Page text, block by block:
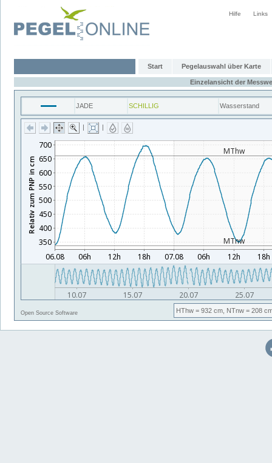
Hilfe Links
Start Pegelauswahl über Karte
Einzelansicht der
JADE SCHILLIG Wasserstand
| |
Open Source Software HThw = 932 cm, NTnw = 208